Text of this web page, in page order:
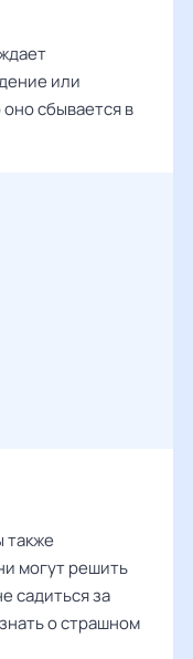
или
сбывается в
также
могут решить
садиться за
о страшном